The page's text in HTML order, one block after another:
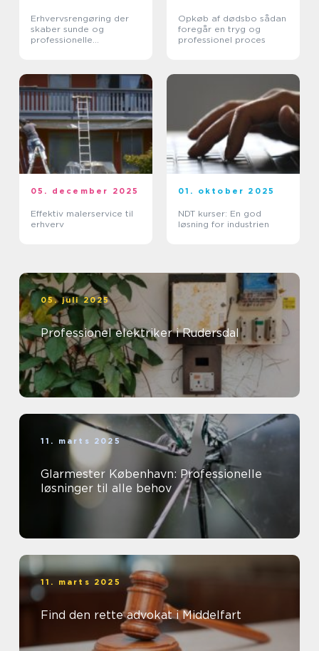
Erhvervsrengøring der
skaber sunde og
professionelle
Opkøb af dødsbo sådan
foregår en tryg og
professionel proces
05. december 2025
Effektiv malerservice til
erhverv
01. oktober 2025
NDT kurser: En god
løsning for industrien
05. juli 2025
Professionel elektriker i Rudersdal
11. marts 2025
Glarmester København: Professionelle
løsninger til alle behov
11. marts 2025
Find den rette advokat i Middelfart